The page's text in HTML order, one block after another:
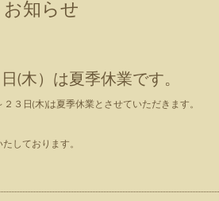
お知らせ
(木）は夏季休業です。
３日(木)は夏季休業とさせていただきます。
しております。